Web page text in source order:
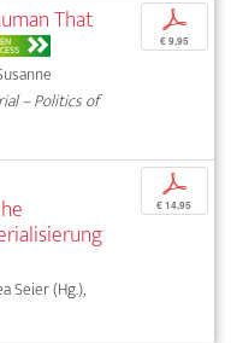
That
– Politics of
p
€ 9,95
Seier (Hg.),
p
€ 14,95